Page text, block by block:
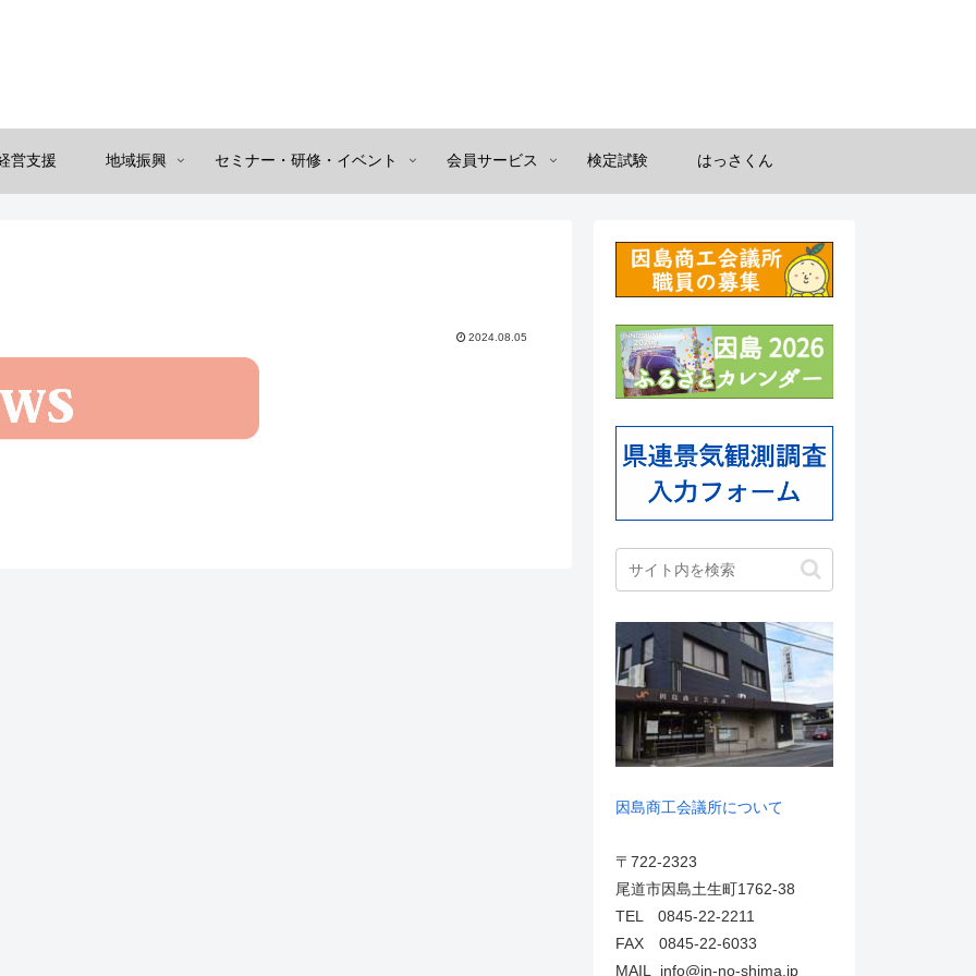
営支援 地域振興 セミナー・研修・イベント 会員サービス 検定試験 はっさくん
2024.08.05
因島商工会議所について
〒722-2323
尾道市因島土生町1762-38
TEL 0845-22-2211
FAX 0845-22-6033
MAIL info@in-no-shima.jp